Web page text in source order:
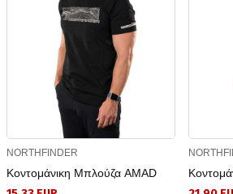
NORTHFINDER
Κοντομάνικη Μπλούζα AMAD